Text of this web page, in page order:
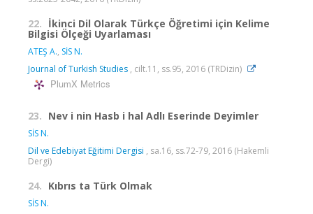
22. İkinci Dil Olarak Türkçe Öğretimi için Kelime
Bilgisi Ölçeği Uyarlaması
ATEŞ A., SİS N.
Journal of Turkish Studies , cilt.11, ss.95, 2016 (TRDizin)
PlumX Metrics
23. Nev i nin Hasb i hal Adlı Eserinde Deyimler
SİS N.
Dil ve Edebiyat Eğitimi Dergisi , sa.16, ss.72-79, 2016 (Hakemli
Dergi)
24. Kıbrıs ta Türk Olmak
SİS N.